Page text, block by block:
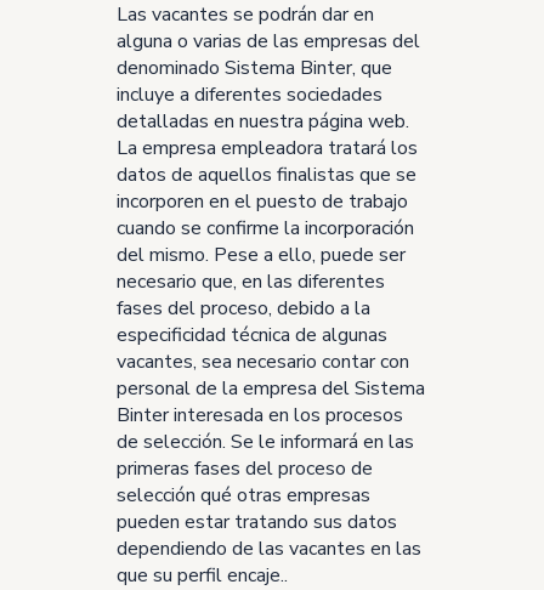
Las vacantes se podrán dar en
alguna o varias de las empresas del
denominado Sistema Binter, que
incluye a diferentes sociedades
detalladas en nuestra página web.
La empresa empleadora tratará los
datos de aquellos finalistas que se
incorporen en el puesto de trabajo
cuando se confirme la incorporación
del mismo. Pese a ello, puede ser
necesario que, en las diferentes
fases del proceso, debido a la
especificidad técnica de algunas
vacantes, sea necesario contar con
personal de la empresa del Sistema
Binter interesada en los procesos
de selección. Se le informará en las
primeras fases del proceso de
selección qué otras empresas
pueden estar tratando sus datos
dependiendo de las vacantes en las
que su perfil encaje..